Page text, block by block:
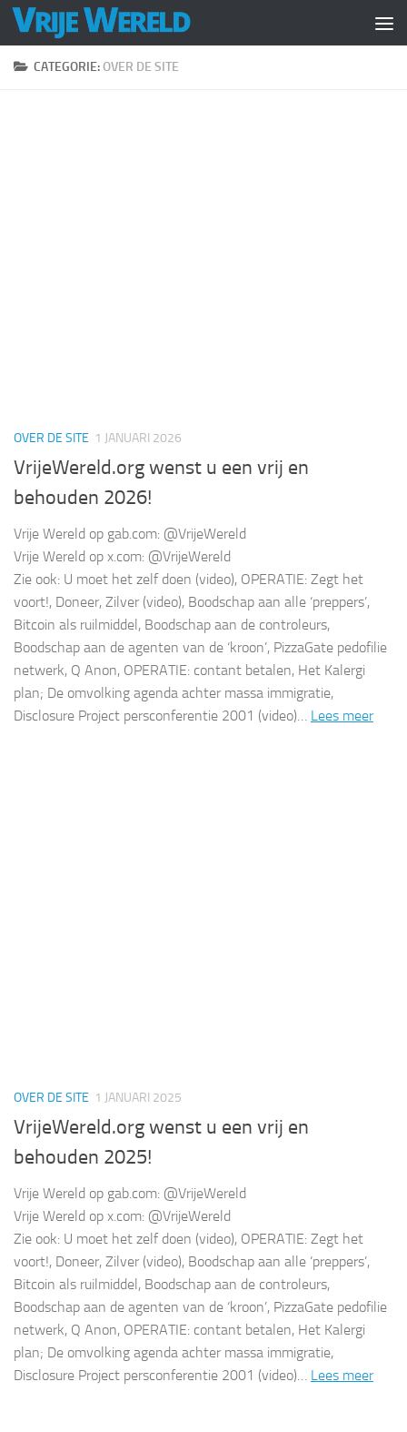
Doorgaan naar inhoud
CATEGORIE:OVER DE SITE
OVER DE SITE 1 JANUARI 2026
VrijeWereld.org wenst u een vrij en
behouden 2026!
Vrije Wereld op gab.com: @VrijeWereld
Vrije Wereld op x.com: @VrijeWereld
Zie ook: U moet het zelf doen (video), OPERATIE: Zegt het
voort!, Doneer, Zilver (video), Boodschap aan alle ‘preppers’,
Bitcoin als ruilmiddel, Boodschap aan de controleurs,
Boodschap aan de agenten van de ‘kroon’, PizzaGate pedofilie
netwerk, Q Anon, OPERATIE: contant betalen, Het Kalergi
plan; De omvolking agenda achter massa immigratie,
Disclosure Project persconferentie 2001 (video)… Lees meer
OVER DE SITE 1 JANUARI 2025
VrijeWereld.org wenst u een vrij en
behouden 2025!
Vrije Wereld op gab.com: @VrijeWereld
Vrije Wereld op x.com: @VrijeWereld
Zie ook: U moet het zelf doen (video), OPERATIE: Zegt het
voort!, Doneer, Zilver (video), Boodschap aan alle ‘preppers’,
Bitcoin als ruilmiddel, Boodschap aan de controleurs,
Boodschap aan de agenten van de ‘kroon’, PizzaGate pedofilie
netwerk, Q Anon, OPERATIE: contant betalen, Het Kalergi
plan; De omvolking agenda achter massa immigratie,
Disclosure Project persconferentie 2001 (video)… Lees meer